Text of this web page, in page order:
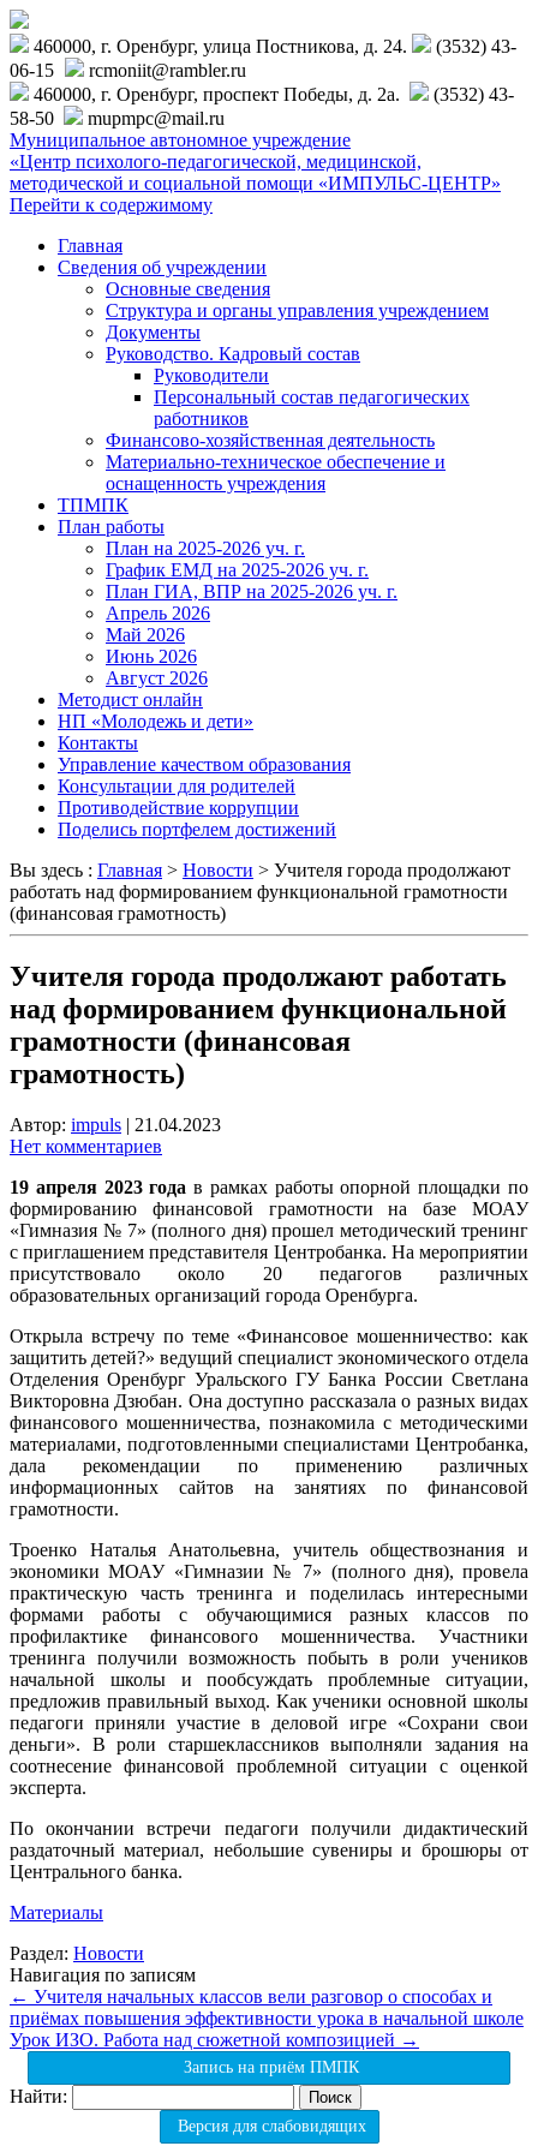
460000, г. Оренбург, улица Постникова, д. 24.
(3532) 43-
06-15
rcmoniit@rambler.ru
460000, г. Оренбург, проспект Победы, д. 2а.
(3532) 43-
58-50
mupmpc@mail.ru
Муниципальное автономное учреждение
«Центр психолого-педагогической, медицинской,
методической и социальной помощи «ИМПУЛЬС-ЦЕНТР»
Перейти к содержимому
Главная
Сведения об учреждении
Основные сведения
Структура и органы управления учреждением
Документы
Руководство. Кадровый состав
Руководители
Персональный состав педагогических
работников
Финансово-хозяйственная деятельность
Материально-техническое обеспечение и
оснащенность учреждения
ТПМПК
План работы
План на 2025-2026 уч. г.
График ЕМД на 2025-2026 уч. г.
План ГИА, ВПР на 2025-2026 уч. г.
Апрель 2026
Май 2026
Июнь 2026
Август 2026
Методист онлайн
НП «Молодежь и дети»
Контакты
Управление качеством образования
Консультации для родителей
Противодействие коррупции
Поделись портфелем достижений
Вы здесь : Главная > Новости > Учителя города продолжают
работать над формированием функциональной грамотности
(финансовая грамотность)
Учителя города продолжают работать
над формированием функциональной
грамотности (финансовая
грамотность)
Автор: impuls | 21.04.2023
Нет комментариев
19 апреля 2023 года в рамках работы опорной площадки по
формированию финансовой грамотности на базе МОАУ
«Гимназия № 7» (полного дня) прошел методический тренинг
с приглашением представителя Центробанка. На мероприятии
присутствовало около 20 педагогов различных
образовательных организаций города Оренбурга.
Открыла встречу по теме «Финансовое мошенничество: как
защитить детей?» ведущий специалист экономического отдела
Отделения Оренбург Уральского ГУ Банка России Светлана
Викторовна Дзюбан. Она доступно рассказала о разных видах
финансового мошенничества, познакомила с методическими
материалами, подготовленными специалистами Центробанка,
дала рекомендации по применению различных
информационных сайтов на занятиях по финансовой
грамотности.
Троенко Наталья Анатольевна, учитель обществознания и
экономики МОАУ «Гимназии № 7» (полного дня), провела
практическую часть тренинга и поделилась интересными
формами работы с обучающимися разных классов по
профилактике финансового мошенничества. Участники
тренинга получили возможность побыть в роли учеников
начальной школы и пообсуждать проблемные ситуации,
предложив правильный выход. Как ученики основной школы
педагоги приняли участие в деловой игре «Сохрани свои
деньги». В роли старшеклассников выполняли задания на
соотнесение финансовой проблемной ситуации с оценкой
эксперта.
По окончании встречи педагоги получили дидактический
раздаточный материал, небольшие сувениры и брошюры от
Центрального банка.
Материалы
Раздел: Новости
Навигация по записям
← Учителя начальных классов вели разговор о способах и
приёмах повышения эффективности урока в начальной школе
Урок ИЗО. Работа над сюжетной композицией →
Запись на приём ПМПК
Найти:
Версия для слабовидящих